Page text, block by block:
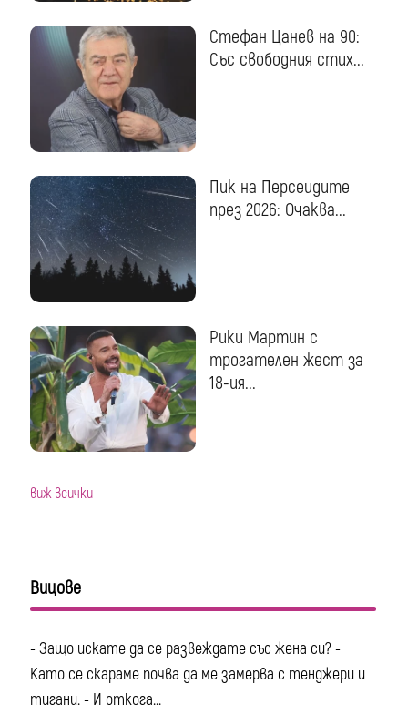
Стефан Цанев на 90:
Със свободния стих...
Пик на Персеидите
през 2026: Очаква...
Рики Мартин с
трогателен жест за
18-ия...
виж всички
Вицове
- Защо искате да се развеждате със жена си? -
Като се скараме почва да ме замерва с тенджери и
тигани. - И откога...